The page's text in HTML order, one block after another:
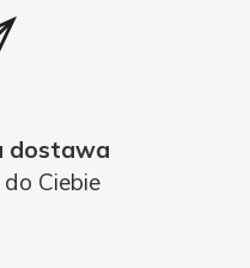
dostawa
Ciebie